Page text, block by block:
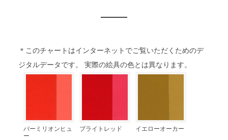
＊このチャートはインターネットでご覧いただくためのデ
ジタルデータです。 実際の絵具の色とは異なります。
バーミリオンヒュ
ー
ブライトレッド イエローオーカー